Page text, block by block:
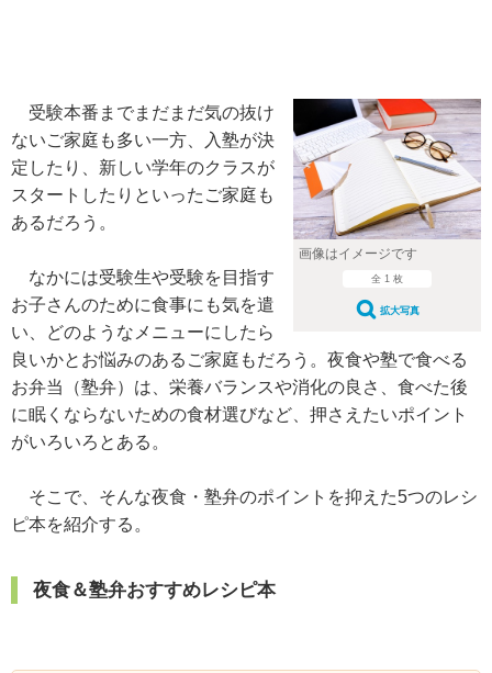
画像はイメージです
全 1 枚
拡大写真
受験本番までまだまだ気の抜け
ないご家庭も多い一方、入塾が決
定したり、新しい学年のクラスが
スタートしたりといったご家庭も
あるだろう。
なかには受験生や受験を目指す
お子さんのために食事にも気を遣
い、どのようなメニューにしたら
良いかとお悩みのあるご家庭もだろう。夜食や塾で食べる
お弁当（塾弁）は、栄養バランスや消化の良さ、食べた後
に眠くならないための食材選びなど、押さえたいポイント
がいろいろとある。
そこで、そんな夜食・塾弁のポイントを抑えた5つのレシ
ピ本を紹介する。
夜食＆塾弁おすすめレシピ本